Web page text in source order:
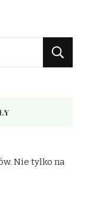
Nie tylko na